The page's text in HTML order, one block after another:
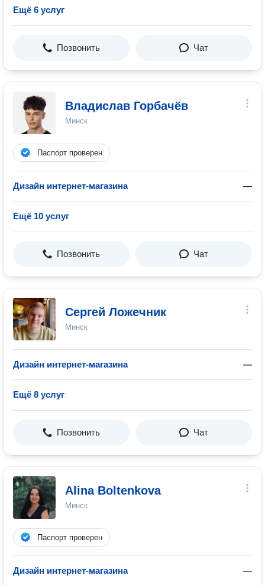
Ещё 6 услуг
Позвонить Чат
Владислав Горбачёв
Минск
Паспорт проверен
Дизайн интернет-магазина —
Ещё 10 услуг
Позвонить Чат
Сергей Ложечник
Минск
Дизайн интернет-магазина —
Ещё 8 услуг
Позвонить Чат
Alina Boltenkova
Минск
Паспорт проверен
Дизайн интернет-магазина —